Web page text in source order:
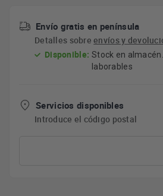
Envío gratis en península
Detalles sobreenvíos y
Disponible: Stock en
laborables
Servicios disponibles
Introduce el código postal